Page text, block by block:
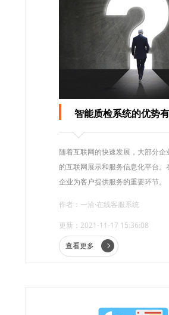
智能质检系统的优势
随着互联网的快速发展，大部分企
的互联网展示和服务信息化平台。
企业为客户提供服务的重要环节。
作者：一洽·在线客服系统
更新：2021-11-17 15:36:08
查看更多